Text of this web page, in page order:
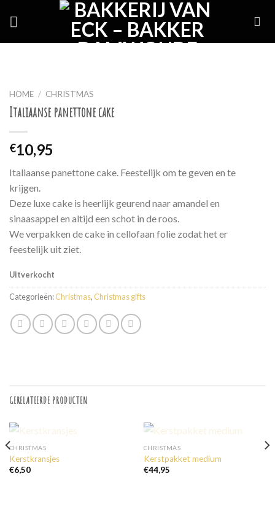
HOME / CHRISTMAS
Italiaanse panettone cake
€10,95
Italiaanse panettone cake. Feestelijk om te geven en te
krijgen.
Deze luxe cake is heerlijk geurend naar amandel en
sinaasappel en altijd een schot in de roos.
We verpakken de cake in cellofaan folie zodat het er
feestelijk uit ziet.
Uitverkocht
Categorieën:Christmas, Christmas gifts
GERELATEERDE PRODUCTEN
UITVERKOCHT
CHRISTMAS
Kerstkransjes
€6,50
UITVERKOCHT
CHRISTMAS
Kerstpakket medium
€44,95